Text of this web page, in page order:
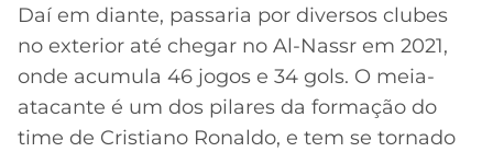
Daí em diante, passaria por diversos clubes
no exterior até chegar no Al-Nassr em 2021,
onde acumula 46 jogos e 34 gols. O meia-
atacante é um dos pilares da formação do
time de Cristiano Ronaldo, e tem se tornado